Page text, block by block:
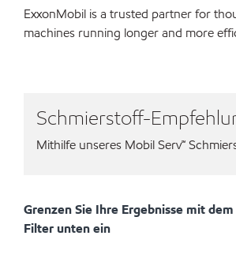
ExxonMobil is a trusted partner for
machines running longer and more
Schmierstoff-
Mithilfe unseres Mobil Serv℠
Grenzen Sie Ihre Ergebnisse mit dem
Filter unten ein